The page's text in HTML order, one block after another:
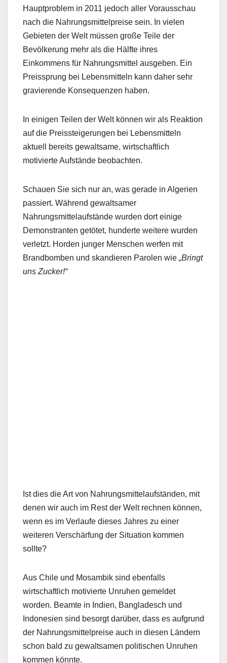
Hauptproblem in 2011 jedoch aller Vorausschau
nach die Nahrungsmittelpreise sein. In vielen
Gebieten der Welt müssen große Teile der
Bevölkerung mehr als die Hälfte ihres
Einkommens für Nahrungsmittel ausgeben. Ein
Preissprung bei Lebensmitteln kann daher sehr
gravierende Konsequenzen haben.
In einigen Teilen der Welt können wir als Reaktion
auf die Preissteigerungen bei Lebensmitteln
aktuell bereits gewaltsame, wirtschaftlich
motivierte Aufstände beobachten.
Schauen Sie sich nur an, was gerade in Algerien
passiert. Während gewaltsamer
Nahrungsmittelaufstände wurden dort einige
Demonstranten getötet, hunderte weitere wurden
verletzt. Horden junger Menschen werfen mit
Brandbomben und skandieren Parolen wie „Bringt
uns Zucker!“
Ist dies die Art von Nahrungsmittelaufständen, mit
denen wir auch im Rest der Welt rechnen können,
wenn es im Verlaufe dieses Jahres zu einer
weiteren Verschärfung der Situation kommen
sollte?
Aus Chile und Mosambik sind ebenfalls
wirtschaftlich motivierte Unruhen gemeldet
worden. Beamte in Indien, Bangladesch und
Indonesien sind besorgt darüber, dass es aufgrund
der Nahrungsmittelpreise auch in diesen Ländern
schon bald zu gewaltsamen politischen Unruhen
kommen könnte.